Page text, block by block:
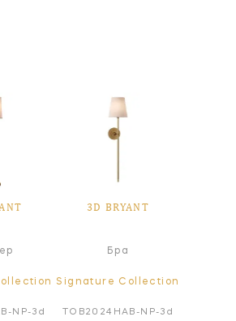
NP-3d
3D BRYANT
Бра
Signature Collection
TOB2024HAB-NP-3d